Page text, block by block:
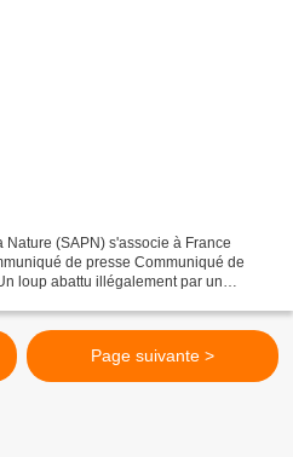
(SAPN) s'associe à France
de presse Communiqué de
loup abattu illégalement par un
Page suivante >